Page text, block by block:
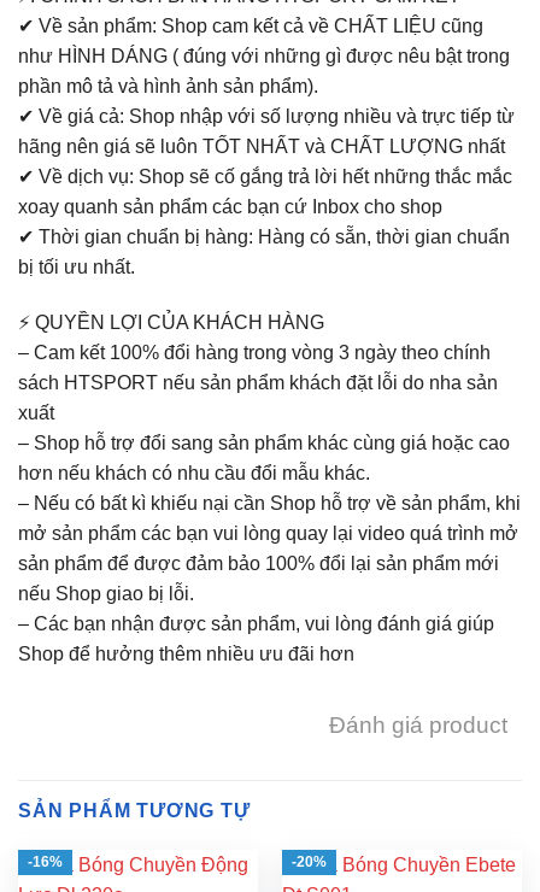
✔ Về sản phẩm: Shop cam kết cả về CHẤT LIỆU cũng
như HÌNH DÁNG ( đúng với những gì được nêu bật trong
phần mô tả và hình ảnh sản phẩm).
✔ Về giá cả: Shop nhập với số lượng nhiều và trực tiếp từ
hãng nên giá sẽ luôn TỐT NHẤT và CHẤT LƯỢNG nhất
✔ Về dịch vụ: Shop sẽ cố gắng trả lời hết những thắc mắc
xoay quanh sản phẩm các bạn cứ Inbox cho shop
✔ Thời gian chuẩn bị hàng: Hàng có sẵn, thời gian chuẩn
bị tối ưu nhất.
⚡ QUYỀN LỢI CỦA KHÁCH HÀNG
– Cam kết 100% đổi hàng trong vòng 3 ngày theo chính
sách HTSPORT nếu sản phẩm khách đặt lỗi do nha sản
xuất
– Shop hỗ trợ đổi sang sản phẩm khác cùng giá hoặc cao
hơn nếu khách có nhu cầu đổi mẫu khác.
– Nếu có bất kì khiếu nại cần Shop hỗ trợ về sản phẩm, khi
mở sản phẩm các bạn vui lòng quay lại video quá trình mở
sản phẩm để được đảm bảo 100% đổi lại sản phẩm mới
nếu Shop giao bị lỗi.
– Các bạn nhận được sản phẩm, vui lòng đánh giá giúp
Shop để hưởng thêm nhiều ưu đãi hơn
Đánh giá product
SẢN PHẨM TƯƠNG TỰ
-16% -20%